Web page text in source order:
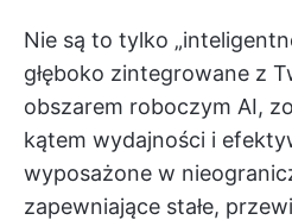
Nie są to tylko
głęboko zintegrowane z
obszarem roboczym AI,
kątem wydajności i
wyposażone w
zapewniające stałe,